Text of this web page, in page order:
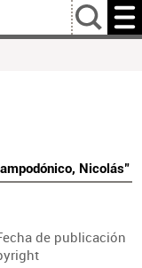
…
Nicolás"
de publicación